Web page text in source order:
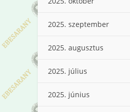
2025. szeptember
2025. augusztus
2025. július
2025. június